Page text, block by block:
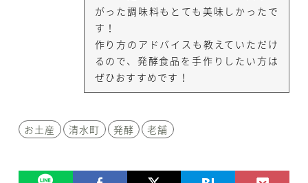
がった調味料もとても美味しかったで
す！
作り方のアドバイスも教えていただけ
るので、発酵食品を手作りしたい方は
ぜひおすすめです！
お土産 清水町 発酵 老舗